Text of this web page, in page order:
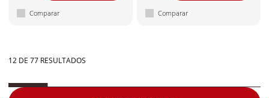
Comparar Comparar
12 DE 77 RESULTADOS